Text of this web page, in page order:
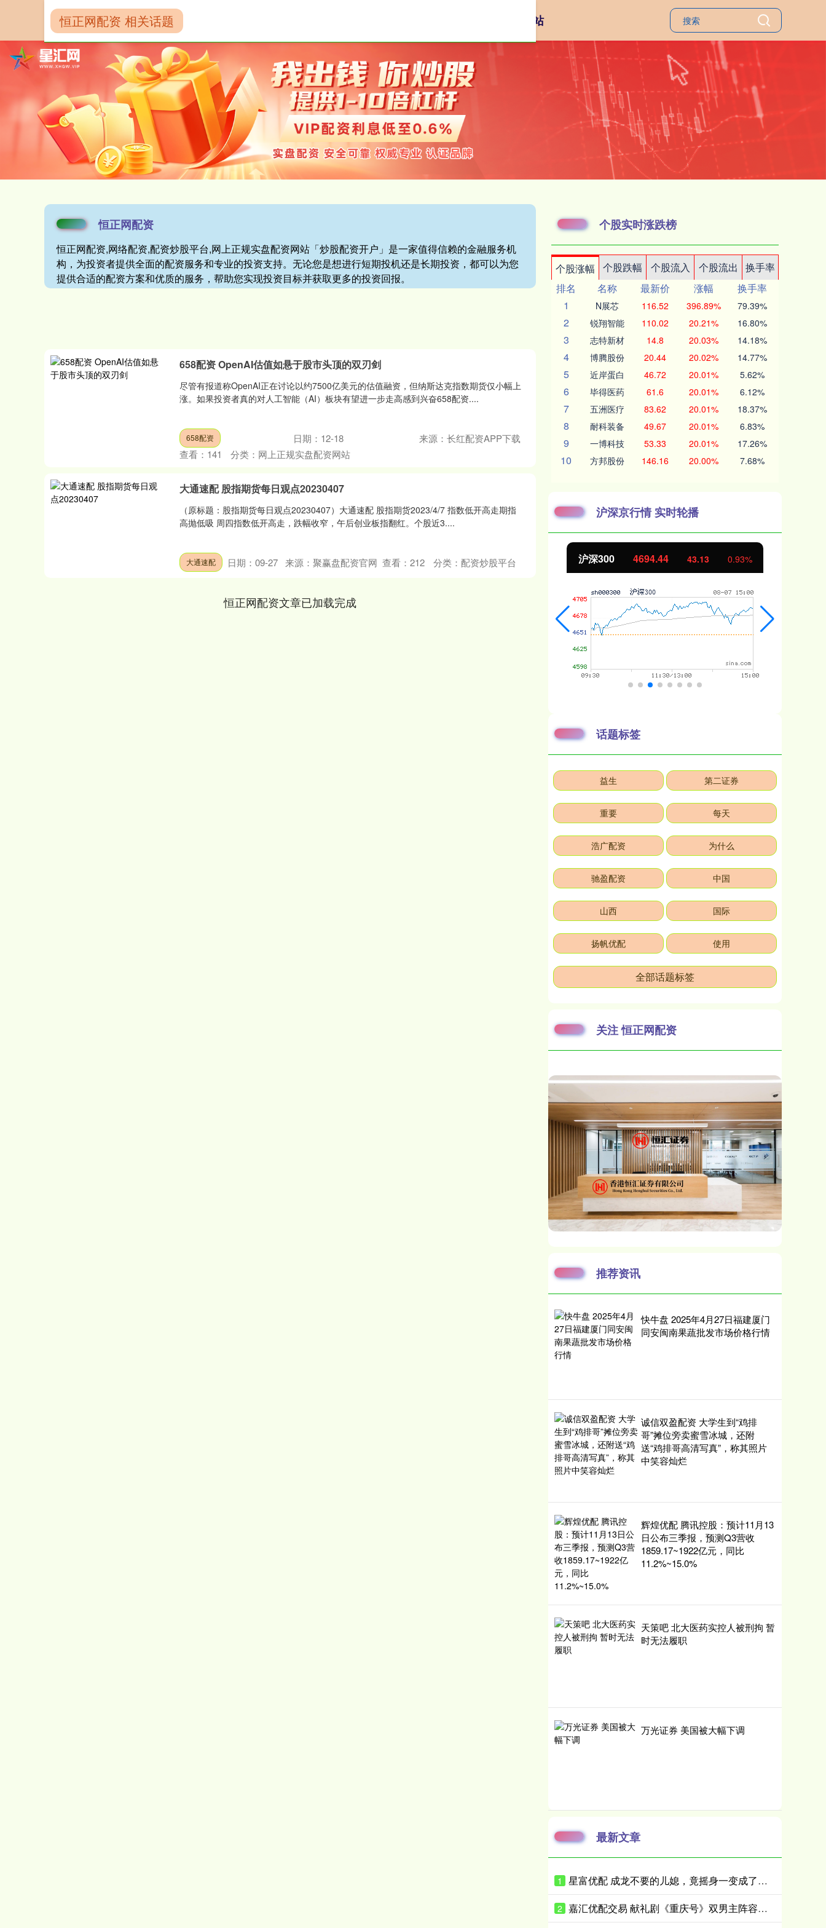
网上正规实盘配资网站
恒正网配资
恒正网配资,网络配资,配资炒股平台,网上正规实盘配资网站「炒股配资开户」是一家值得信赖的金融服务机
构，为投资者提供全面的配资服务和专业的投资支持。无论您是想进行短期投机还是长期投资，都可以为您
提供合适的配资方案和优质的服务，帮助您实现投资目标并获取更多的投资回报。
恒正网配资 相关话题
658配资 OpenAI估值如悬于股市头顶的双刃剑
尽管有报道称OpenAI正在讨论以约7500亿美元的估值融资，但纳斯达克指数期货仅小幅上
涨。如果投资者真的对人工智能（AI）板块有望进一步走高感到兴奋658配资....
658配资 日期：12-18
来源：长红配资APP下载
查看： 141 分类： 网上正规实盘配资网站
大通速配 股指期货每日观点20230407
（原标题：股指期货每日观点20230407）大通速配 股指期货2023/4/7 指数低开高走期指
高抛低吸 周四指数低开高走，跌幅收窄，午后创业板指翻红。个股近3....
大通速配 日期：09-27 来源：聚赢盘配资官网 查看： 212 分类： 配资炒股平台
恒正网配资文章已加载完成
个股实时涨跌榜
个股涨幅 个股跌幅 个股流入 个股流出
换手率
排名
名称 最新价 涨幅
换手率
1
N展芯 116.52 396.89% 79.39%
2 锐翔智能 110.02 20.21% 16.80%
3 志特新材 14.8 20.03% 14.18%
4 博腾股份 20.44 20.02% 14.77%
5 近岸蛋白 46.72 20.01% 5.62%
6 毕得医药 61.6 20.01% 6.12%
7 五洲医疗 83.62 20.01% 18.37%
8 耐科装备 49.67 20.01% 6.83%
9 一博科技 53.33 20.01% 17.26%
10 方邦股份 146.16 20.00% 7.68%
沪深京行情 实时轮播
3940.04 39.68 1.02% 深证成指 14311.01 200.89 1.42% 沪深300 4694.44 43.13 0.93%
话题标签
益生 第二证券
重要 每天
浩广配资 为什么
驰盈配资 中国
山西 国际
扬帆优配 使用
全部话题标签
关注 恒正网配资
推荐资讯
快牛盘 2025年4月27日福建厦门
同安闽南果蔬批发市场价格行情
诚信双盈配资 大学生到“鸡排
哥”摊位旁卖蜜雪冰城，还附
送“鸡排哥高清写真”，称其照片
中笑容灿烂
辉煌优配 腾讯控股：预计11月13
日公布三季报，预测Q3营收
1859.17~1922亿元，同比
11.2%~15.0%
天策吧 北大医药实控人被刑拘 暂
时无法履职
万光证券 美国被大幅下调
最新文章
1 星富优配 成龙不要的儿媳，竟摇身一变成了霍家儿媳？感到意外的何止他一人
2 嘉汇优配交易 献礼剧《重庆号》双男主阵容曝光！肖战无缝衔接进组，搭档老顶流